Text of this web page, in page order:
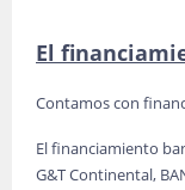
El
Contamos con
El financiamiento
G&T Continental,